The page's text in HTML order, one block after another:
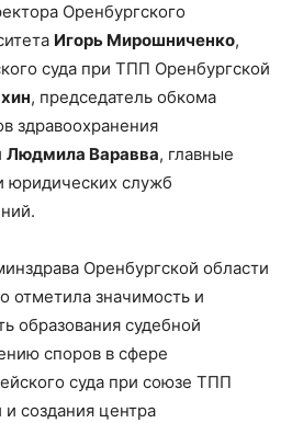
Оренбургского
Игорь Мирошниченко,
суда при ТПП Оренбургской
, председатель обкома
здравоохранения
Людмила Варавва, главные
юридических служб
Оренбургской области
отметила значимость и
образования судебной
споров в сфере
суда при союзе ТПП
создания центра